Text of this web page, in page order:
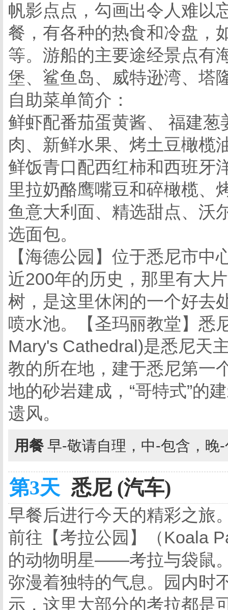
帆影点点，勾画出令人难以
餐，有各种的热食和冷盘，
等。游船的主要途经景点有
堡、鲨鱼岛、威特逊湾、塔
自助菜单简介：
鲜虾配番茄蛋黄酱、 福建
肉、新鲜水果、烤土豆橄榄
鲜饭青口配西红柿和西班牙
里拉奶酪鹰嘴豆和碎橄榄、
鱼意大利面、精选甜点、沃
选面包。
【海德公园】位于悉尼市
近200年的历史，那里有大
树，是这里休闲的一个好去
喷水池。【圣玛丽教堂】悉
Mary's Cathedral)是悉尼天
教的所在地，建于悉尼第一
地的砂岩建成，“哥特式”的
遗风。
用餐 早-敬请自理，中-包含，晚
第3天 悉尼 (汽车)
早餐后进行今天的精彩之旅
前往【考拉公园】（Koala
的动物明星——考拉与袋鼠
弥漫着独特的气息。园内时
示，这里大部分的考拉都是